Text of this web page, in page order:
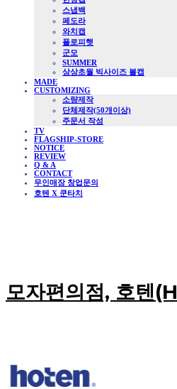
스냅백
페도라
와치캡
플로피햇
군모
SUMMER
상상초월 빅사이즈 볼캡
MADE
CUSTOMIZING
소량제작
단체제작(50개이상)
주문서 작성
TV
FLAGSHIP-STORE
NOTICE
REVIEW
Q & A
CONTACT
무인매장 창업문의
호텐 X 쿤타치
모자편의점, 호텐